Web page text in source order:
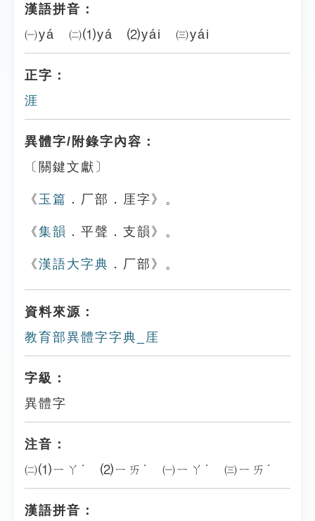
漢語拼音：
㈠yá ㈡⑴yá ⑵yái ㈢yái
正字：
涯
異體字/附錄字內容：
〔關鍵文獻〕
《 玉篇 ．厂部．厓字》。
《集韻 ．平聲．支韻》。
《漢語大字典 ．厂部》。
資料來源：
教育部異體字字典_厓
字級：
異體字
注音：
㈡⑴ㄧㄚˊ ⑵ㄧㄞˊ ㈠ㄧㄚˊ ㈢ㄧㄞˊ
漢語拼音：